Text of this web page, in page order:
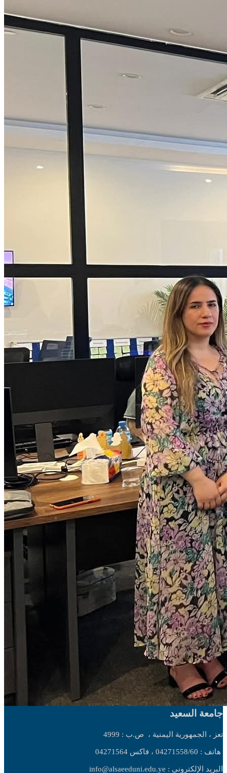
جامعة السعيد
تعز ، الجمهورية اليمنية ، ص.ب : 4999
هاتف : 04271558/60 ، فاكس 04271564
البريد الإلكتروني : info@alsaeeduni.edu.ye